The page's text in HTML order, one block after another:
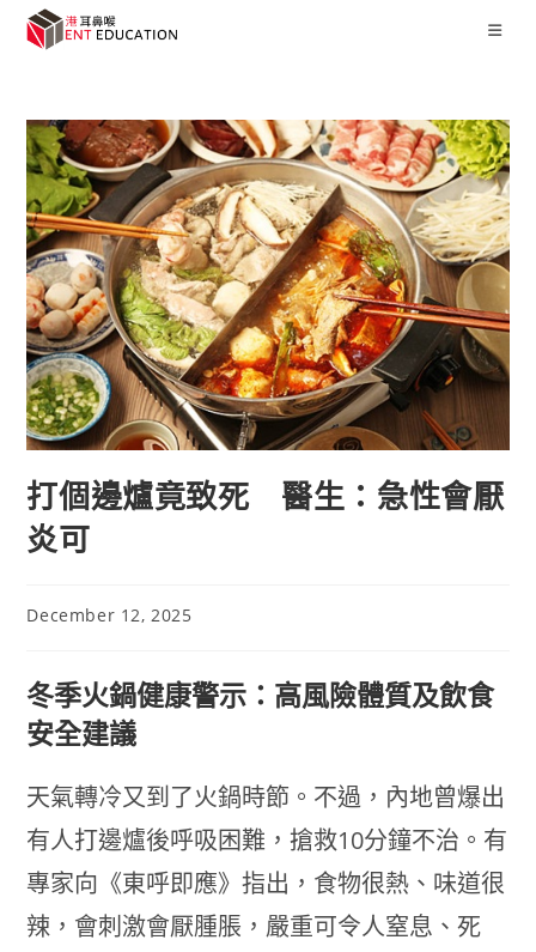
打個邊爐竟致死 醫生：急性會厭
炎可
December 12, 2025
冬季火鍋健康警示：高風險體質及飲食
安全建議
天氣轉冷又到了火鍋時節。不過，內地曾爆出
有人打邊爐後呼吸困難，搶救10分鐘不治。有
專家向《東呼即應》指出，食物很熱、味道很
辣，會刺激會厭腫脹，嚴重可令人窒息、死